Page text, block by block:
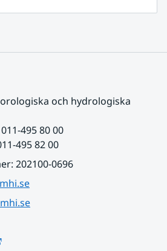
och hydrologiska
495 80 00
495 82 00
202100-0696